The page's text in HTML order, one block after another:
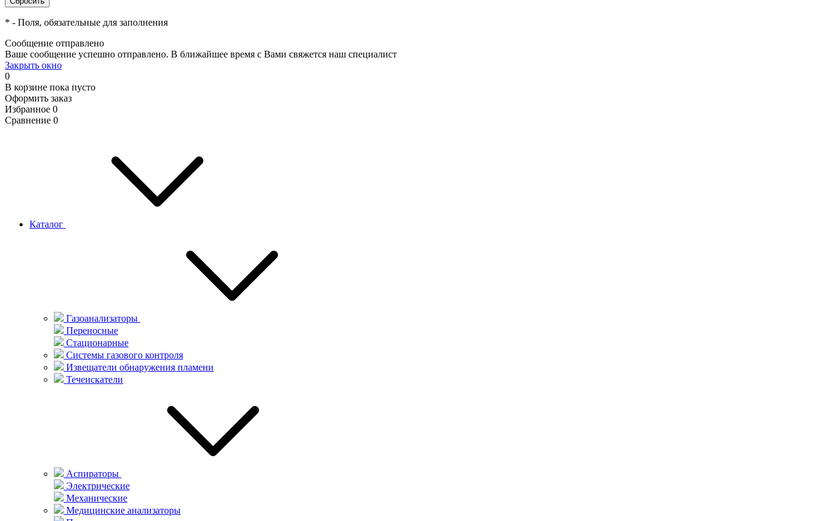
* - Поля, обязательные для заполнения
Сообщение отправлено
Ваше сообщение успешно отправлено. В ближайшее время с Вами свяжется наш специалист
Закрыть окно
0
В корзине пока пусто
Оформить заказ
Избранное 0
Сравнение 0
Каталог
Газоанализаторы
Переносные
Стационарные
Системы газового контроля
Извещатели обнаружения пламени
Течеискатели
Аспираторы
Электрические
Механические
Медицинские анализаторы